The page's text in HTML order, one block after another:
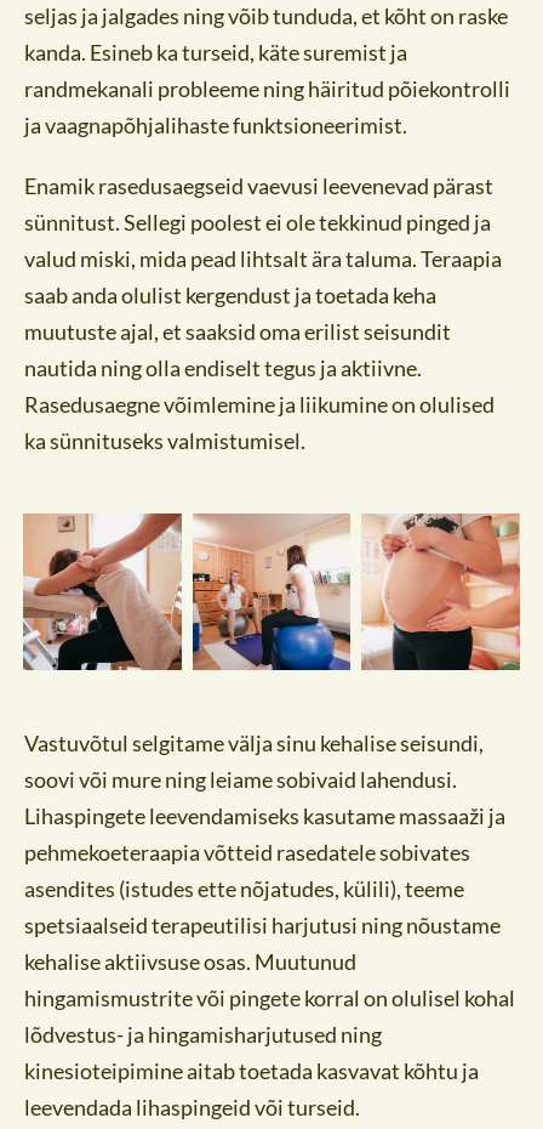
seljas ja jalgades ning võib tunduda, et kõht on raske
kanda. Esineb ka turseid, käte suremist ja
randmekanali probleeme ning häiritud põiekontrolli
ja vaagnapõhjalihaste funktsioneerimist.
Enamik rasedusaegseid vaevusi leevenevad pärast
sünnitust. Sellegi poolest ei ole tekkinud pinged ja
valud miski, mida pead lihtsalt ära taluma. Teraapia
saab anda olulist kergendust ja toetada keha
muutuste ajal, et saaksid oma erilist seisundit
nautida ning olla endiselt tegus ja aktiivne.
Rasedusaegne võimlemine ja liikumine on olulised
ka sünnituseks valmistumisel.
Vastuvõtul selgitame välja sinu kehalise seisundi,
soovi või mure ning leiame sobivaid lahendusi.
Lihaspingete leevendamiseks kasutame massaaži ja
pehmekoeteraapia võtteid rasedatele sobivates
asendites (istudes ette nõjatudes, külili), teeme
spetsiaalseid terapeutilisi harjutusi ning nõustame
kehalise aktiivsuse osas. Muutunud
hingamismustrite või pingete korral on olulisel kohal
lõdvestus- ja hingamisharjutused ning
kinesioteipimine aitab toetada kasvavat kõhtu ja
leevendada lihaspingeid või turseid.